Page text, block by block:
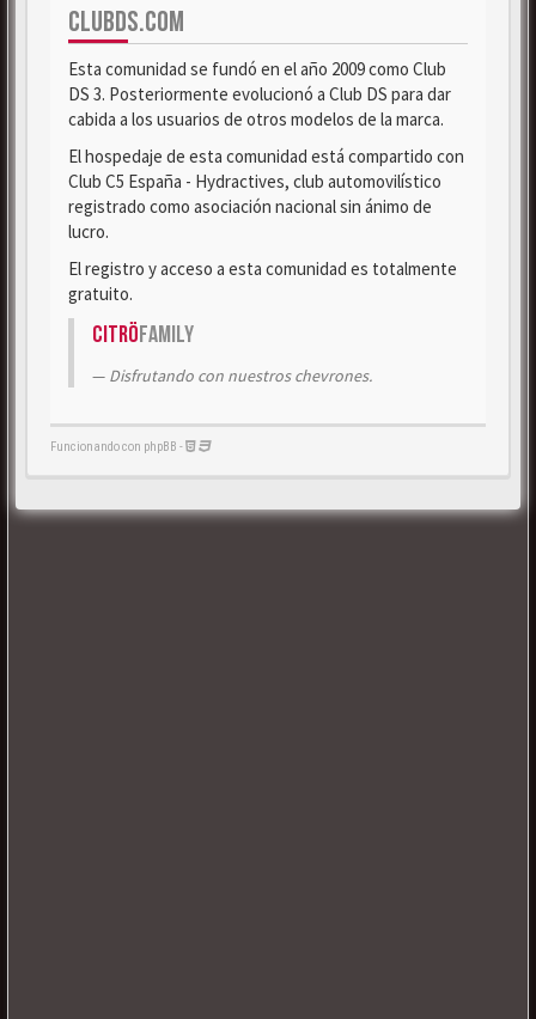
CLUBDS.COM
Esta comunidad se fundó en el año 2009 como Club
DS 3. Posteriormente evolucionó a Club DS para dar
cabida a los usuarios de otros modelos de la marca.
El hospedaje de esta comunidad está compartido con
Club C5 España - Hydractives, club automovilístico
registrado como asociación nacional sin ánimo de
lucro.
El registro y acceso a esta comunidad es totalmente
gratuito.
CitröFamily
Disfrutando con nuestros chevrones.
Funcionando con phpBB -